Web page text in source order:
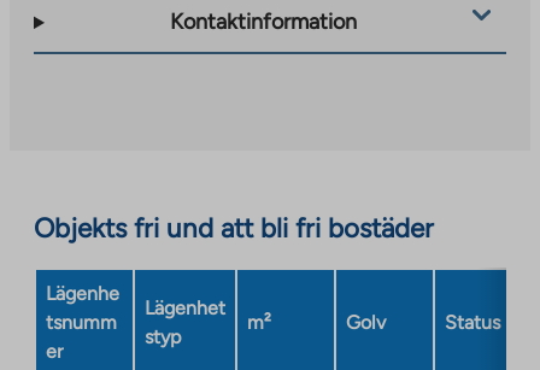
takes
opens
in
a
tab
Kontaktinformation
Objekts fri und att bli fri bostäder
Lägenhe
tsnumm
er
Lägenhet
styp
m² Golv Status